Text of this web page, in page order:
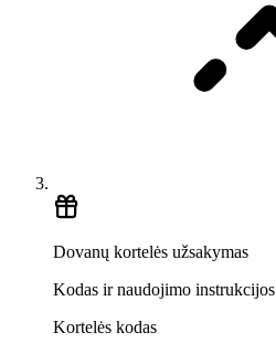
Dovanų kortelės užsakymas
Kodas ir naudojimo instrukcijos
Kortelės kodas